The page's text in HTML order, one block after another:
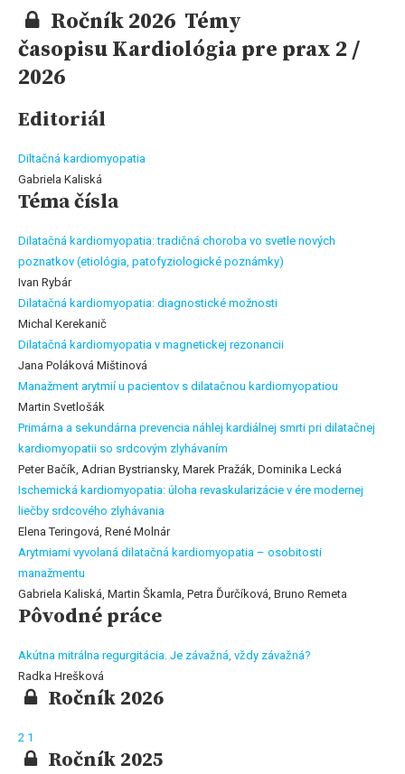
Ročník 2026 Témy
časopisu Kardiológia pre prax 2 /
2026
Editoriál
Diltačná kardiomyopatia
Gabriela Kaliská
Téma čísla
Dilatačná kardiomyopatia: tradičná choroba vo svetle nových
poznatkov (etiológia, patofyziologické poznámky)
Ivan Rybár
Dilatačná kardiomyopatia: diagnostické možnosti
Michal Kerekanič
Dilatačná kardiomyopatia v magnetickej rezonancii
Jana Poláková Mištinová
Manažment arytmií u pacientov s dilatačnou kardiomyopatiou
Martin Svetlošák
Primárna a sekundárna prevencia náhlej kardiálnej smrti pri dilatačnej
kardiomyopatii so srdcovým zlyhávaním
Peter Bačík, Adrian Bystriansky, Marek Pražák, Dominika Lecká
Ischemická kardiomyopatia: úloha revaskularizácie v ére modernej
liečby srdcového zlyhávania
Elena Teringová, René Molnár
Arytmiami vyvolaná dilatačná kardiomyopatia – osobitosti
manažmentu
Gabriela Kaliská, Martin Škamla, Petra Ďurčíková, Bruno Remeta
Pôvodné práce
Akútna mitrálna regurgitácia. Je závažná, vždy závažná?
Radka Hrešková
Ročník 2026
2 1
Ročník 2025